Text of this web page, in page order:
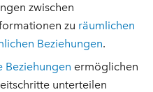
zwischen
zu räumlichen
Beziehungen.
Beziehungen ermöglichen
unterteilen